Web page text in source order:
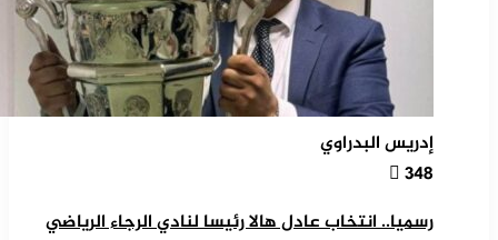
إدريس البدراوي
348
رسميا.. انتخاب عادل هالا رئيسا لنادي الرجاء الرياضي